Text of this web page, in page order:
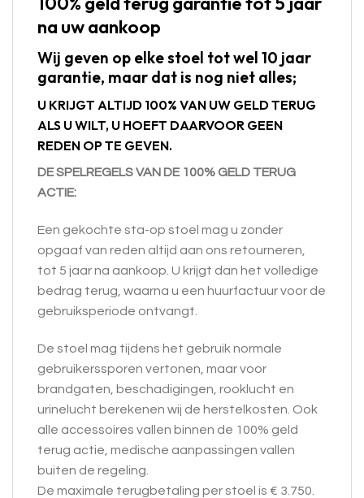
na uw aankoop
Wij geven op elke stoel tot wel 10 jaar
garantie, maar dat is nog niet alles;
U KRIJGT ALTIJD 100% VAN UW GELD TERUG
ALS U WILT, U HOEFT DAARVOOR GEEN
REDEN OP TE GEVEN.
DE SPELREGELS VAN DE 100% GELD TERUG
ACTIE:
Een gekochte sta-op stoel mag u zonder
opgaaf van reden altijd aan ons retourneren,
tot 5 jaar na aankoop. U krijgt dan het volledige
bedrag terug, waarna u een huurfactuur voor de
gebruiksperiode ontvangt.
De stoel mag tijdens het gebruik normale
gebruikerssporen vertonen, maar voor
brandgaten, beschadigingen, rooklucht en
urinelucht berekenen wij de herstelkosten. Ook
alle accessoires vallen binnen de 100% geld
terug actie, medische aanpassingen vallen
buiten de regeling.
De maximale terugbetaling per stoel is € 3.750.